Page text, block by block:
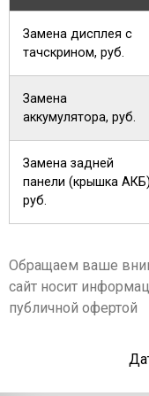
Замена дисплея с
тачскрином, руб.
Замена
аккумулятора, руб.
Замена задней
панели (крышка
руб.
Обращаем ваше
сайт носит
публичной офертой